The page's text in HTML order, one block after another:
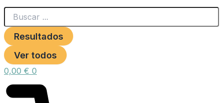
Resultados
Ver todos
0,00 € 0